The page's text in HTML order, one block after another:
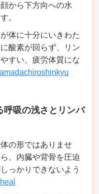
から下方向への水
。
体に十分にいきわた
酸素が回らず、リン
すい、疲労体質にな
吸の浅さとリンパ
の形ではありませ
、内臓や背骨を圧迫
っかりできないよう